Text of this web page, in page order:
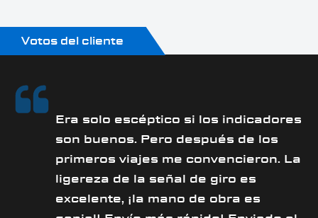
Polvo -recubierto
Votos del cliente
Era solo escéptico si los indicadores
son buenos. Pero después de los
primeros viajes me convencieron. La
ligereza de la señal de giro es
excelente, ¡la mano de obra es